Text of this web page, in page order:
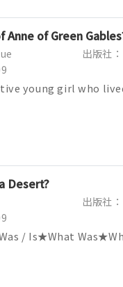
of Green
出版社
young girl who
Desert?
出版社
/ Is★What